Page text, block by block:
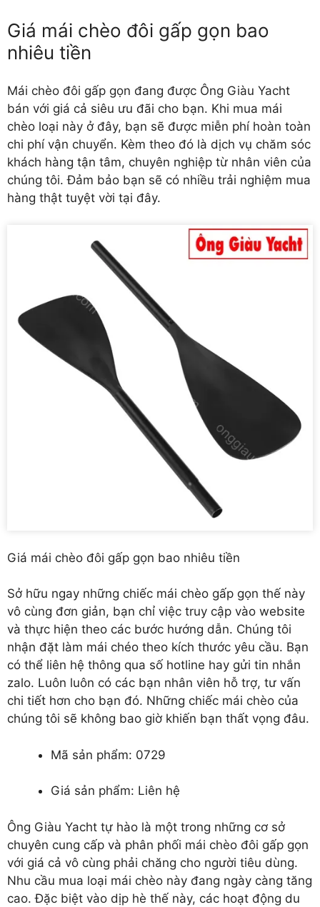
Giá mái chèo đôi gấp gọn bao
nhiêu tiền
Mái chèo đôi gấp gọn đang được Ông Giàu Yacht
bán với giá cả siêu ưu đãi cho bạn. Khi mua mái
chèo loại này ở đây, bạn sẽ được miễn phí hoàn toàn
chi phí vận chuyển. Kèm theo đó là dịch vụ chăm sóc
khách hàng tận tâm, chuyên nghiệp từ nhân viên của
chúng tôi. Đảm bảo bạn sẽ có nhiều trải nghiệm mua
hàng thật tuyệt vời tại đây.
Giá mái chèo đôi gấp gọn bao nhiêu tiền
Sở hữu ngay những chiếc mái chèo gấp gọn thế này
vô cùng đơn giản, bạn chỉ việc truy cập vào website
và thực hiện theo các bước hướng dẫn. Chúng tôi
nhận đặt làm mái chéo theo kích thước yêu cầu. Bạn
có thể liên hệ thông qua số hotline hay gửi tin nhắn
zalo. Luôn luôn có các bạn nhân viên hỗ trợ, tư vấn
chi tiết hơn cho bạn đó. Những chiếc mái chèo của
chúng tôi sẽ không bao giờ khiến bạn thất vọng đâu.
Mã sản phẩm: 0729
Giá sản phẩm: Liên hệ
Ông Giàu Yacht tự hào là một trong những cơ sở
chuyên cung cấp và phân phối mái chèo đôi gấp gọn
với giá cả vô cùng phải chăng cho người tiêu dùng.
Nhu cầu mua loại mái chèo này đang ngày càng tăng
cao. Đặc biệt vào dịp hè thế này, các hoạt động du